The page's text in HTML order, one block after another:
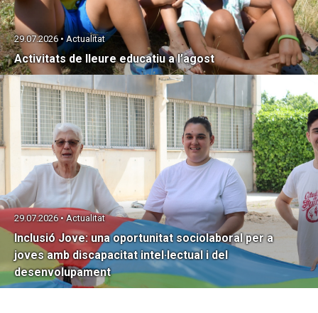
Activitats de lleure educatiu a l’agost
29.07.2026 • Actualitat
Inclusió Jove: una oportunitat sociolaboral per a
joves amb discapacitat intel·lectual i del
desenvolupament
29.07.2026 • Actualitat